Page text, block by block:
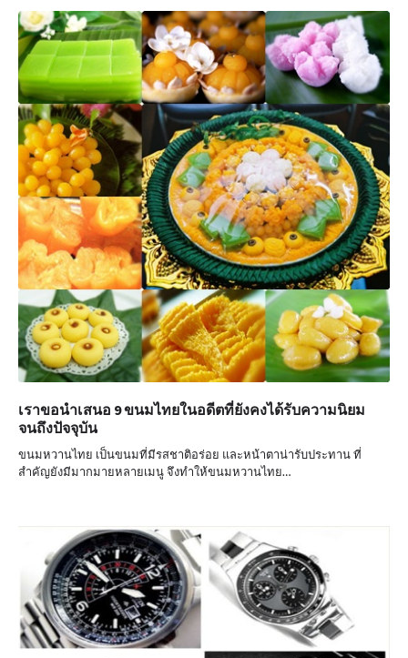
เราขอนำเสนอ 9 ขนมไทยในอดีตที่ยังคงได้รับความนิยม
จนถึงปัจจุบัน
ขนมหวานไทย เป็นขนมที่มีรสชาติอร่อย และหน้าตาน่ารับประทาน ที่
สำคัญยังมีมากมายหลายเมนู จึงทำให้ขนมหวานไทย…